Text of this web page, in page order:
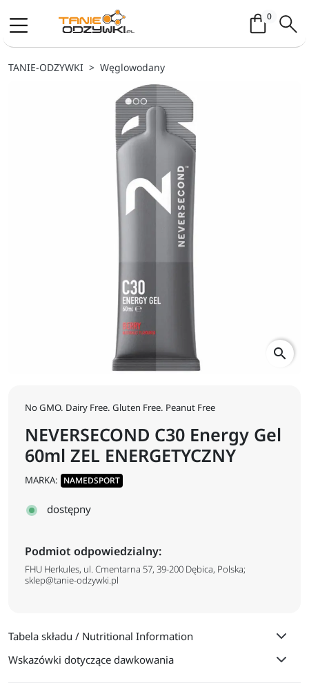
0Koszyk /
TANIE-ODZYWKI Węglowodany
search
No GMO. Dairy Free. Gluten Free. Peanut Free
NEVERSECOND C30 Energy Gel
60ml ZEL ENERGETYCZNY
MARKA: NAMEDSPORT
dostępny
Podmiot odpowiedzialny:
FHU Herkules, ul. Cmentarna 57, 39-200 Dębica, Polska;
sklep@tanie-odzywki.pl
Tabela składu / Nutritional Information
Wskazówki dotyczące dawkowania